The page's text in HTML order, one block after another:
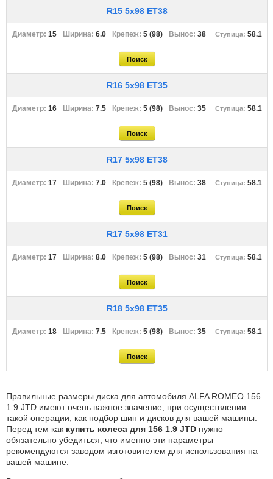
R15 5x98 ET38
15 6.0 5 (98) 38 58.1
R16 5x98 ET35
16 7.5 5 (98) 35 58.1
R17 5x98 ET38
17 7.0 5 (98) 38 58.1
R17 5x98 ET31
17 8.0 5 (98) 31 58.1
R18 5x98 ET35
18 7.5 5 (98) 35 58.1
Правильные размеры диска для автомобиля ALFA ROMEO 156
1.9 JTD имеют очень важное значение, при осуществлении
такой операции, как подбор шин и дисков для вашей машины.
Перед тем как купить колеса для 156 1.9 JTD нужно
обязательно убедиться, что именно эти параметры
рекомендуются заводом изготовителем для использования на
вашей машине.